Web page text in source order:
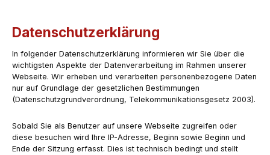
Datenschutzerklärung
In folgender Datenschutzerklärung informieren wir Sie über die
wichtigsten Aspekte der Datenverarbeitung im Rahmen unserer
Webseite. Wir erheben und verarbeiten personenbezogene Daten
nur auf Grundlage der gesetzlichen Bestimmungen
(Datenschutzgrundverordnung, Telekommunikationsgesetz 2003).
Sobald Sie als Benutzer auf unsere Webseite zugreifen oder
diese besuchen wird Ihre IP-Adresse, Beginn sowie Beginn und
Ende der Sitzung erfasst. Dies ist technisch bedingt und stellt